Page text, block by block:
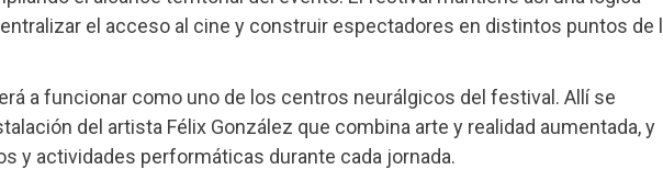
el acceso al cine y construir espectadores en distintos puntos de
a funcionar como uno de los centros neurálgicos del festival. Allí se
del artista Félix González que combina arte y realidad aumentada, y
y actividades performáticas durante cada jornada.